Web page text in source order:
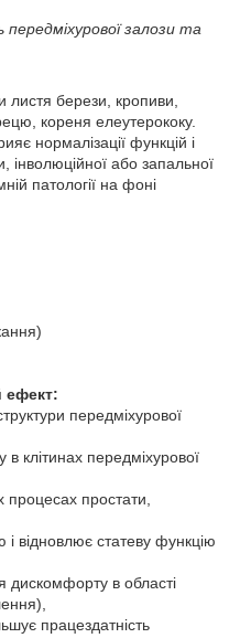
залози та
листя берези, кропиви,
кореня елеутерококу.
нормалізації функцій і
інволюційної або запальної
патології на фоні
ефект:
передміхурової
клітинах передміхурової
процесах простати,
відновлює статеву функцію
дискомфорту в області
працездатність